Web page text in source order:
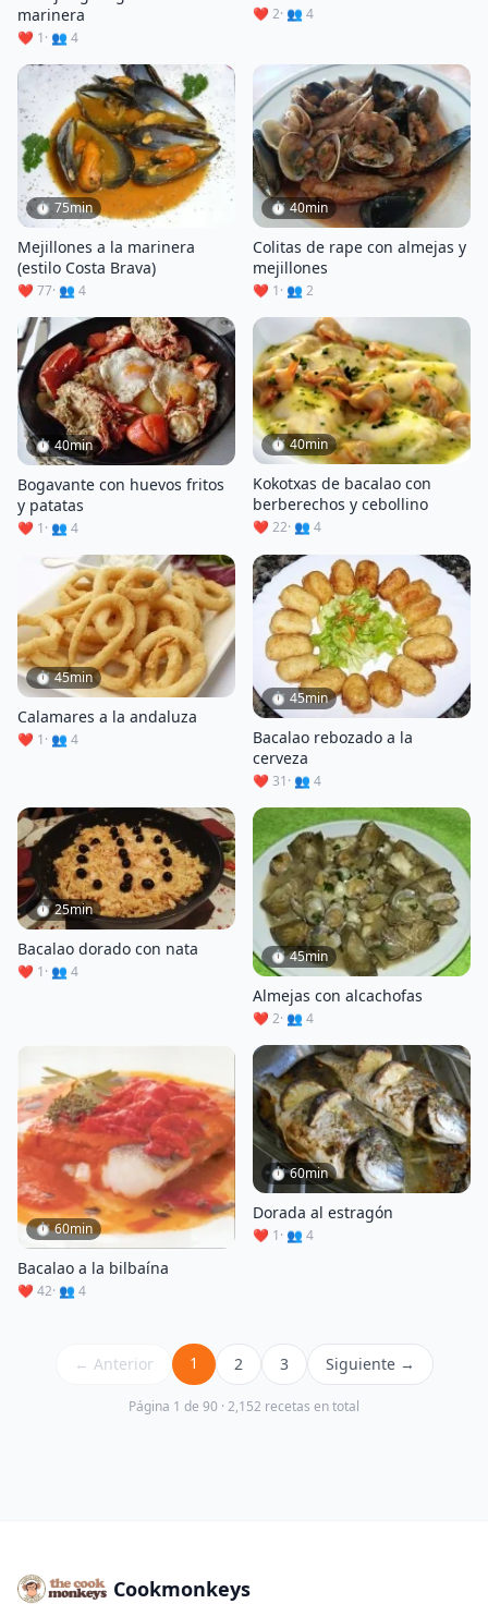
marinera
❤️ 1· 👥 4
❤️ 2· 👥 4
⏱ 75min
Mejillones a la marinera
(estilo Costa Brava)
❤️ 77· 👥 4
⏱ 40min
Colitas de rape con almejas y
mejillones
❤️ 1· 👥 2
⏱ 40min
Bogavante con huevos fritos
y patatas
❤️ 1· 👥 4
⏱ 40min
Kokotxas de bacalao con
berberechos y cebollino
❤️ 22· 👥 4
⏱ 45min
Calamares a la andaluza
❤️ 1· 👥 4
⏱ 45min
Bacalao rebozado a la
cerveza
❤️ 31· 👥 4
⏱ 25min
Bacalao dorado con nata
❤️ 1· 👥 4
⏱ 45min
Almejas con alcachofas
❤️ 2· 👥 4
⏱ 60min
Bacalao a la bilbaína
❤️ 42· 👥 4
⏱ 60min
Dorada al estragón
❤️ 1· 👥 4
← Anterior 1 2 3 Siguiente →
Página 1 de 90 · 2,152 recetas en total
Cookmonkeys